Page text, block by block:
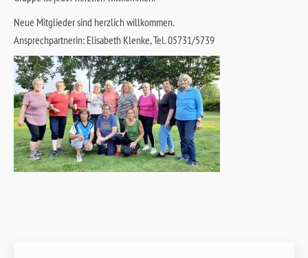
Neue Mitglieder sind herzlich willkommen.
Ansprechpartnerin: Elisabeth Klenke, Tel. 05731/5739